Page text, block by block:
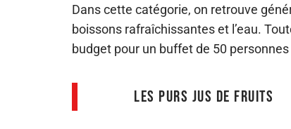
Dans cette catégorie, on retrouve
boissons rafraîchissantes et l’eau.
budget pour un buffet de 50
Les purs jus de fruits